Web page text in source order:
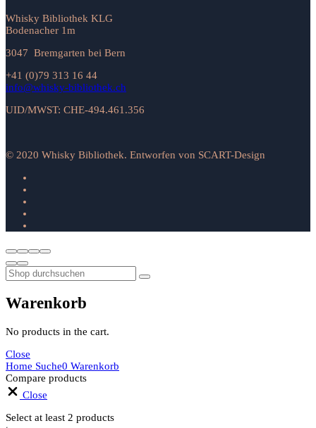
Whisky Bibliothek KLG
Bodenacher 1m
3047 Bremgarten bei Bern
+41 (0)79 313 16 44
info@whisky-bibliothek.ch
UID/MWST: CHE-494.461.356
© 2020 Whisky Bibliothek. Entworfen von SCART-Design
Warenkorb
No products in the cart.
Close
Home Suche0 Warenkorb
Compare products
Close
Select at least 2 products